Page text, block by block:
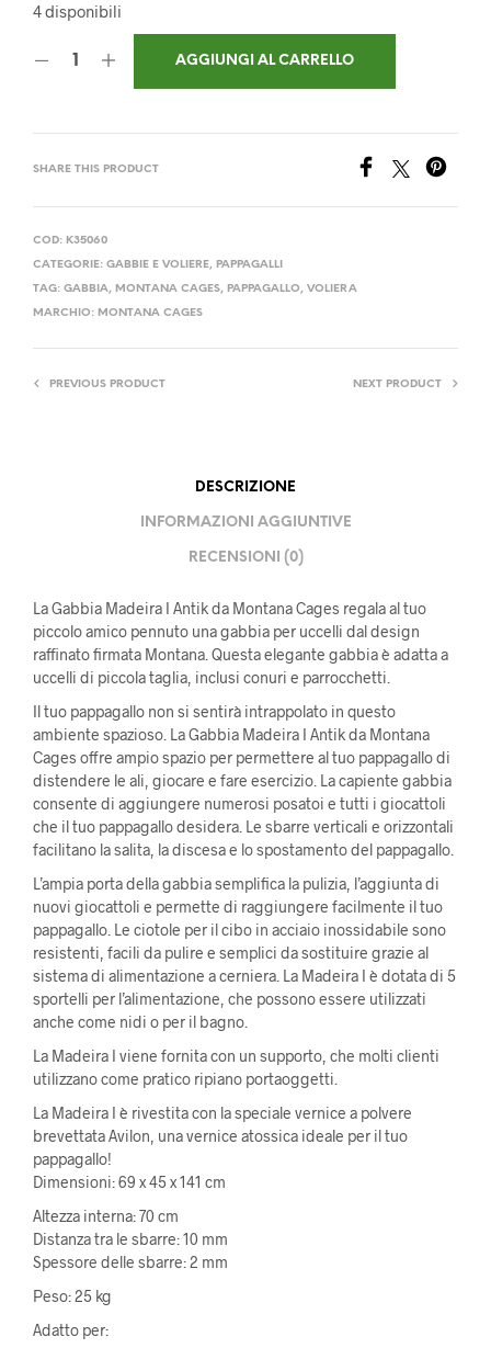
originale
era:
attuale
è:
4 disponibili
AGGIUNGI AL CARRELLO
SHARE THIS PRODUCT
COD: K35060
CATEGORIE: GABBIE E VOLIERE, PAPPAGALLI
TAG: GABBIA, MONTANA CAGES, PAPPAGALLO, VOLIERA
MARCHIO: MONTANA CAGES
PREVIOUS PRODUCT NEXT PRODUCT
DESCRIZIONE
INFORMAZIONI AGGIUNTIVE
RECENSIONI (0)
La Gabbia Madeira I Antik da Montana Cages regala al tuo
piccolo amico pennuto una gabbia per uccelli dal design
raffinato firmata Montana. Questa elegante gabbia è adatta a
uccelli di piccola taglia, inclusi conuri e parrocchetti.
Il tuo pappagallo non si sentirà intrappolato in questo
ambiente spazioso. La Gabbia Madeira I Antik da Montana
Cages offre ampio spazio per permettere al tuo pappagallo di
distendere le ali, giocare e fare esercizio. La capiente gabbia
consente di aggiungere numerosi posatoi e tutti i giocattoli
che il tuo pappagallo desidera. Le sbarre verticali e orizzontali
facilitano la salita, la discesa e lo spostamento del pappagallo.
L’ampia porta della gabbia semplifica la pulizia, l’aggiunta di
nuovi giocattoli e permette di raggiungere facilmente il tuo
pappagallo. Le ciotole per il cibo in acciaio inossidabile sono
resistenti, facili da pulire e semplici da sostituire grazie al
sistema di alimentazione a cerniera. La Madeira I è dotata di 5
sportelli per l’alimentazione, che possono essere utilizzati
anche come nidi o per il bagno.
La Madeira I viene fornita con un supporto, che molti clienti
utilizzano come pratico ripiano portaoggetti.
La Madeira I è rivestita con la speciale vernice a polvere
brevettata Avilon, una vernice atossica ideale per il tuo
pappagallo!
Dimensioni: 69 x 45 x 141 cm
Altezza interna: 70 cm
Distanza tra le sbarre: 10 mm
Spessore delle sbarre: 2 mm
Peso: 25 kg
Adatto per: